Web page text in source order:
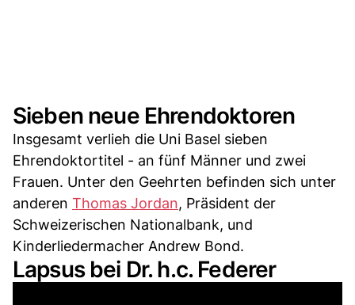
Sieben neue Ehrendoktoren
Insgesamt verlieh die Uni Basel sieben
Ehrendoktortitel - an fünf Männer und zwei
Frauen. Unter den Geehrten befinden sich unter
anderen Thomas Jordan, Präsident der
Schweizerischen Nationalbank, und
Kinderliedermacher Andrew Bond.
Lapsus bei Dr. h.c. Federer